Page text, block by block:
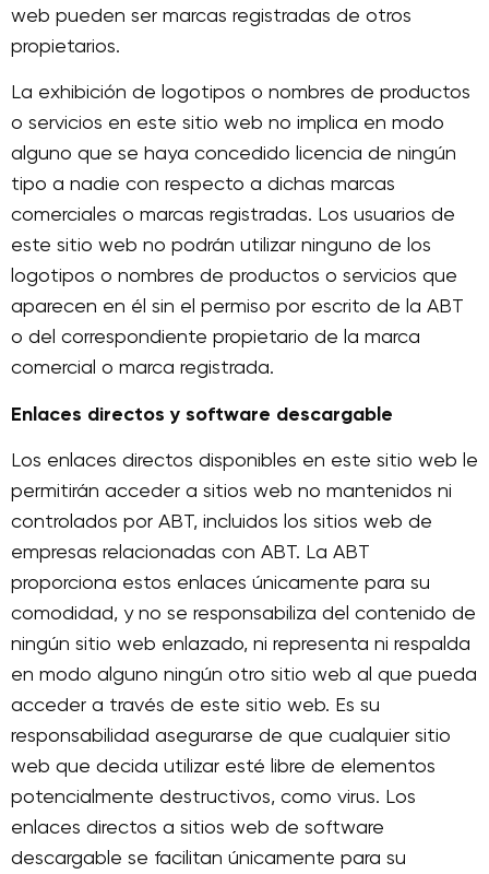
web pueden ser marcas registradas de otros
propietarios.
La exhibición de logotipos o nombres de productos
o servicios en este sitio web no implica en modo
alguno que se haya concedido licencia de ningún
tipo a nadie con respecto a dichas marcas
comerciales o marcas registradas. Los usuarios de
este sitio web no podrán utilizar ninguno de los
logotipos o nombres de productos o servicios que
aparecen en él sin el permiso por escrito de la ABT
o del correspondiente propietario de la marca
comercial o marca registrada.
Enlaces directos y software descargable
Los enlaces directos disponibles en este sitio web le
permitirán acceder a sitios web no mantenidos ni
controlados por ABT, incluidos los sitios web de
empresas relacionadas con ABT. La ABT
proporciona estos enlaces únicamente para su
comodidad, y no se responsabiliza del contenido de
ningún sitio web enlazado, ni representa ni respalda
en modo alguno ningún otro sitio web al que pueda
acceder a través de este sitio web. Es su
responsabilidad asegurarse de que cualquier sitio
web que decida utilizar esté libre de elementos
potencialmente destructivos, como virus. Los
enlaces directos a sitios web de software
descargable se facilitan únicamente para su